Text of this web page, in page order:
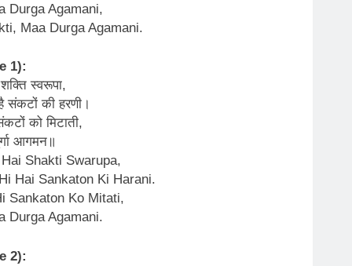
Durga Agamani,
Maa Durga Agamani.
1):
शक्ति स्वरूपा,
संकटों की हरणी।
को मिटाती,
आगमन॥
Shakti Swarupa,
Hai Sankaton Ki Harani.
Sankaton Ko Mitati,
Durga Agamani.
2):